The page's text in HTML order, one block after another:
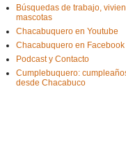
Búsquedas de trabajo,
mascotas
Chacabuquero en Youtube
Chacabuquero en Facebook
Podcast y Contacto
Cumplebuquero:
desde Chacabuco